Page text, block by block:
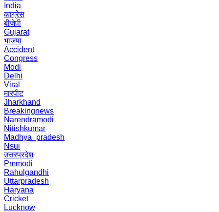
India
कांग्रेस
बीजेपी
Gujarat
भाजपा
Accident
Congress
Modi
Delhi
Viral
मारपीट
Jharkhand
Breakingnews
Narendramodi
Nitishkumar
Madhya_pradesh
Nsui
उत्तरप्रदेश
Pmmodi
Rahulgandhi
Uttarpradesh
Haryana
Cricket
Lucknow